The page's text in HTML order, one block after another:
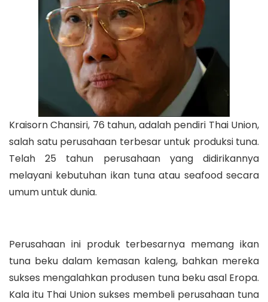
Kraisorn Chansiri, 76 tahun, adalah pendiri Thai Union,
salah satu perusahaan terbesar untuk produksi tuna.
Telah 25 tahun perusahaan yang didirikannya
melayani kebutuhan ikan tuna atau seafood secara
umum untuk dunia.
Perusahaan ini produk terbesarnya memang ikan
tuna beku dalam kemasan kaleng, bahkan mereka
sukses mengalahkan produsen tuna beku asal Eropa.
Kala itu Thai Union sukses membeli perusahaan tuna